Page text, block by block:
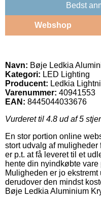
Bedst
Webshop
Navn: Bøje Ledkia
Kategori: LED Lighting
Producent: Ledkia
Varenummer: 40941553
EAN: 8445044033676
Vurderet til 4.8 ud af 5
En stor portion online
stort udvalg af muligheder
er p.t. at få leveret til et
hente din nyindkøbte
Muligheden er jo
derudover den mindst
Bøje Ledkia Aluminium